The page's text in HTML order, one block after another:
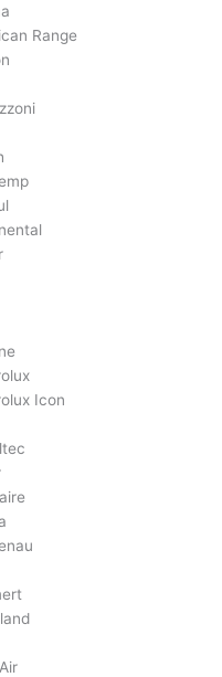
Range
Icon